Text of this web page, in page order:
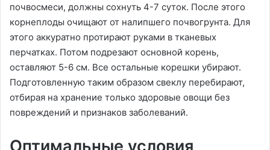
почвосмеси, должны сохнуть 4-7 суток. После этого
корнеплоды очищают от налипшего почвогрунта. Для
этого аккуратно протирают руками в тканевых
перчатках. Потом подрезают основной корень,
оставляют 5-6 см. Все остальные корешки убирают.
Подготовленную таким образом свеклу перебирают,
отбирая на хранение только здоровые овощи без
повреждений и признаков заболеваний.
Оптимальные условия